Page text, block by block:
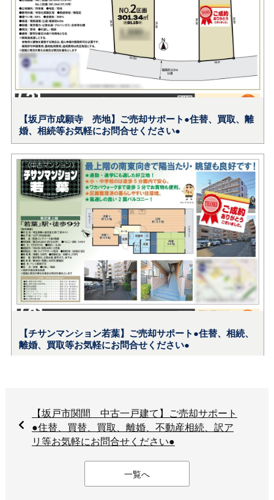
【坂戸市関間 中古一戸建て】ご売却サポート
●住替、買替、買取、離婚、不動産相続、訳ア
リ等お気軽にお問合せください●
一覧へ